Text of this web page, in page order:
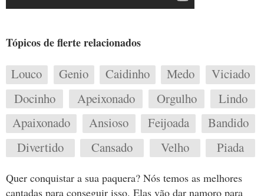
Tópicos de flerte relacionados
Louco Genio Caidinho Medo
Viciado
Docinho
Apeixonado Orgulho
Lindo
Apaixonado
Ansioso Feijoada
Bandido
Divertido
Cansado Velho Piada
Quer conquistar a sua paquera? Nós temos as melhores
cantadas para conseguir isso. Elas vão dar namoro para